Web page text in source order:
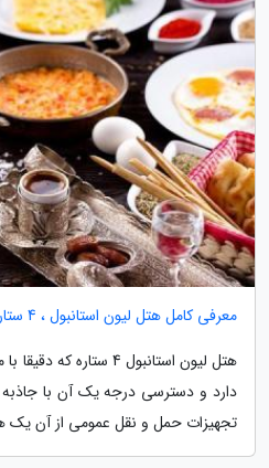
معرفی کامل هتل لیون استانبول ، 4 ستاره
دارد و دسترسی درجه یک آن با
تجهیزات حمل و نقل عمومی از آن